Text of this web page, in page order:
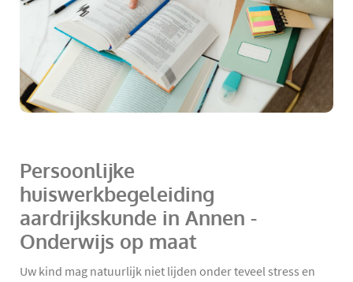
Persoonlijke
huiswerkbegeleiding
aardrijkskunde in Annen -
Onderwijs op maat
Uw kind mag natuurlijk niet lijden onder teveel stress en